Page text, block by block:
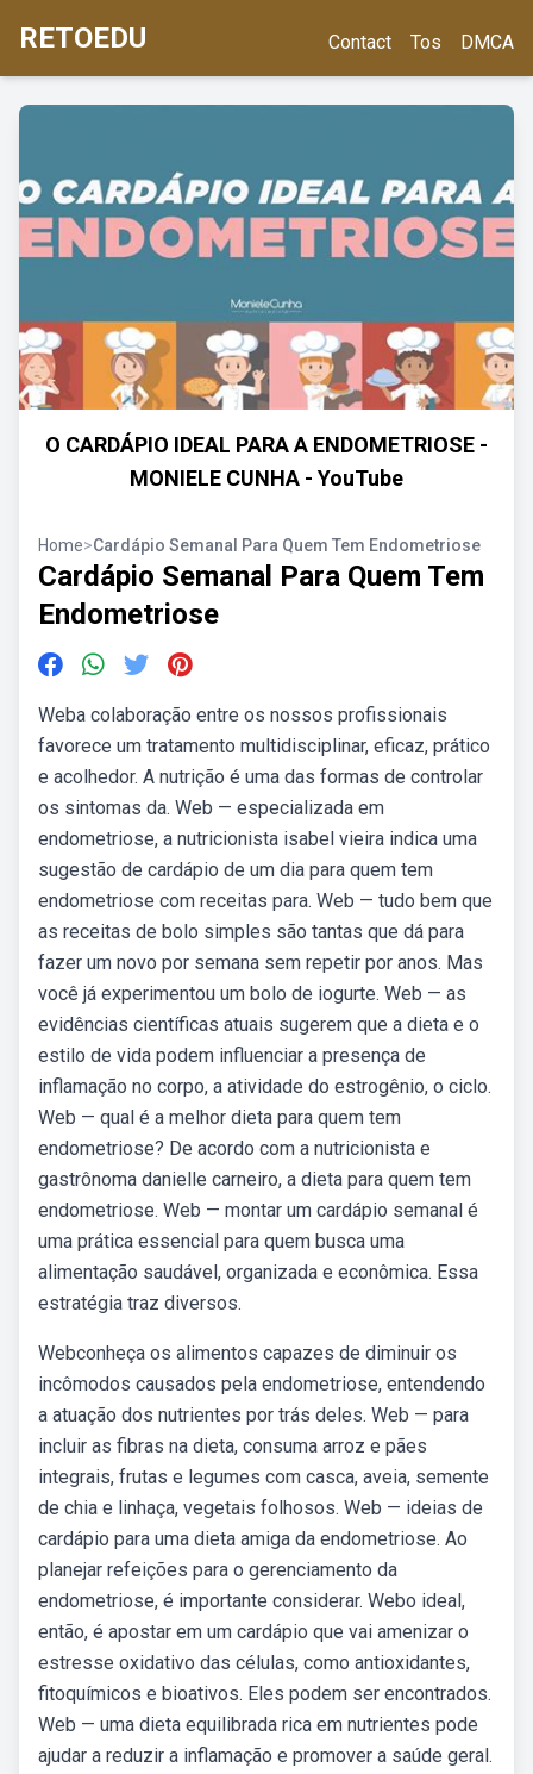
RETOEDU Contact Tos DMCA
O CARDÁPIO IDEAL PARA A ENDOMETRIOSE -
MONIELE CUNHA - YouTube
Home>Cardápio Semanal Para Quem Tem Endometriose
Cardápio Semanal Para Quem Tem
Endometriose
Weba colaboração entre os nossos profissionais
favorece um tratamento multidisciplinar, eficaz, prático
e acolhedor. A nutrição é uma das formas de controlar
os sintomas da. Web — especializada em
endometriose, a nutricionista isabel vieira indica uma
sugestão de cardápio de um dia para quem tem
endometriose com receitas para. Web — tudo bem que
as receitas de bolo simples são tantas que dá para
fazer um novo por semana sem repetir por anos. Mas
você já experimentou um bolo de iogurte. Web — as
evidências científicas atuais sugerem que a dieta e o
estilo de vida podem influenciar a presença de
inflamação no corpo, a atividade do estrogênio, o ciclo.
Web — qual é a melhor dieta para quem tem
endometriose? De acordo com a nutricionista e
gastrônoma danielle carneiro, a dieta para quem tem
endometriose. Web — montar um cardápio semanal é
uma prática essencial para quem busca uma
alimentação saudável, organizada e econômica. Essa
estratégia traz diversos.
Webconheça os alimentos capazes de diminuir os
incômodos causados pela endometriose, entendendo
a atuação dos nutrientes por trás deles. Web — para
incluir as fibras na dieta, consuma arroz e pães
integrais, frutas e legumes com casca, aveia, semente
de chia e linhaça, vegetais folhosos. Web — ideias de
cardápio para uma dieta amiga da endometriose. Ao
planejar refeições para o gerenciamento da
endometriose, é importante considerar. Webo ideal,
então, é apostar em um cardápio que vai amenizar o
estresse oxidativo das células, como antioxidantes,
fitoquímicos e bioativos. Eles podem ser encontrados.
Web — uma dieta equilibrada rica em nutrientes pode
ajudar a reduzir a inflamação e promover a saúde geral.